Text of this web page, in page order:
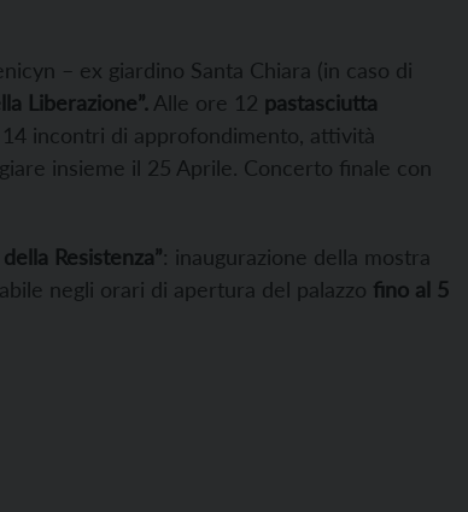
– ex giardino Santa Chiara (in caso di
Liberazione”. Alle ore 12 pastasciutta
incontri di approfondimento, attività
insieme il 25 Aprile. Concerto finale con
Resistenza”: inaugurazione della mostra
negli orari di apertura del palazzo fino al 5